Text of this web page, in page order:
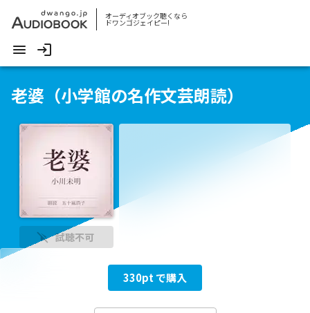
オーディオブック聴くなら
ドワンゴジェイピー!
老婆（小学館の名作文芸朗読）
試聴不可
330pt で購入